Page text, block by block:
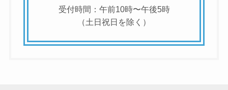
受付時間：午前10時〜午後5時
（土日祝日を除く）